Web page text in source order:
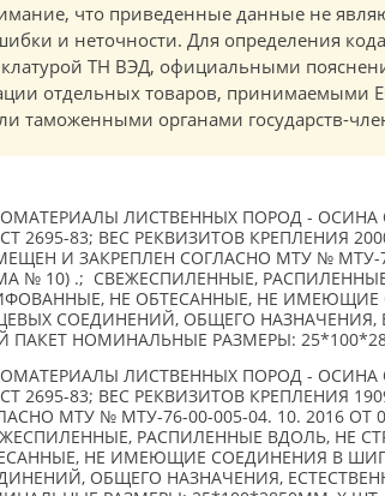
что приведенные данные не
и неточности. Для определения кода
ТН ВЭД, официальными
отдельных товаров, принимаемыми
таможенными органами государств-
ЛИСТВЕННЫХ ПОРОД - ОСИНА
2695-83; ВЕС РЕКВИЗИТОВ КРЕПЛЕНИЯ
И ЗАКРЕПЛЕН СОГЛАСНО МТУ № МТУ-
№ 10) .; СВЕЖЕСПИЛЕННЫЕ,
НЕ ОБТЕСАННЫЕ, НЕ
СОЕДИНЕНИЙ, ОБЩЕГО НАЗНАЧЕНИЯ,
ПАКЕТ НОМИНАЛЬНЫЕ РАЗМЕРЫ:
ЛИСТВЕННЫХ ПОРОД - ОСИНА
2695-83; ВЕС РЕКВИЗИТОВ КРЕПЛЕНИЯ
МТУ № МТУ-76-00-005-04. 10. 2016 ОТ
РАСПИЛЕННЫЕ ВДОЛЬ, НЕ
НЕ ИМЕЮЩИЕ СОЕДИНЕНИЯ В
ОБЩЕГО НАЗНАЧЕНИЯ,